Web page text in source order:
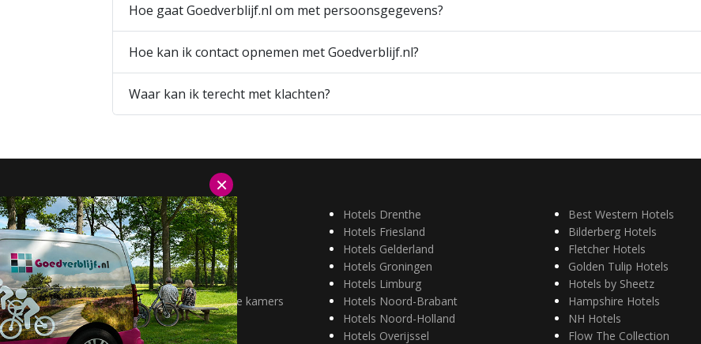
Hoe gaat Goedverblijf.nl om met persoonsgegevens?
Hoe kan ik contact opnemen met Goedverblijf.nl?
Waar kan ik terecht met klachten?
Hotels Duitsland
Hotels België
Aantrekkelijk tarief
alleenreizenden
Huisdieren welkom
Hotels met mindervalide kamers
Hotels Drenthe
Hotels Friesland
Hotels Gelderland
Hotels Groningen
Hotels Limburg
Hotels Noord-Brabant
Hotels Noord-Holland
Hotels Overijssel
Best Western Hotels
Bilderberg Hotels
Fletcher Hotels
Golden Tulip Hotels
Hotels by Sheetz
Hampshire Hotels
NH Hotels
Flow The Collection
×